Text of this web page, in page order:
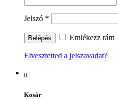
Jelszó *
Emlékezz rám
Elvesztetted a jelszavadat?
0
Kosár